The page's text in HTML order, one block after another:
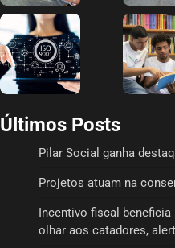
Últimos Posts
Pilar Social ganha
Projetos atuam na
Incentivo fiscal
olhar aos catadores,